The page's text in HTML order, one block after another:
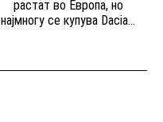
растат во Европа, но
најмногу се купува Dacia...